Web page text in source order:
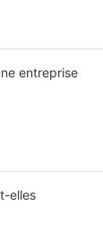
entreprise
elles